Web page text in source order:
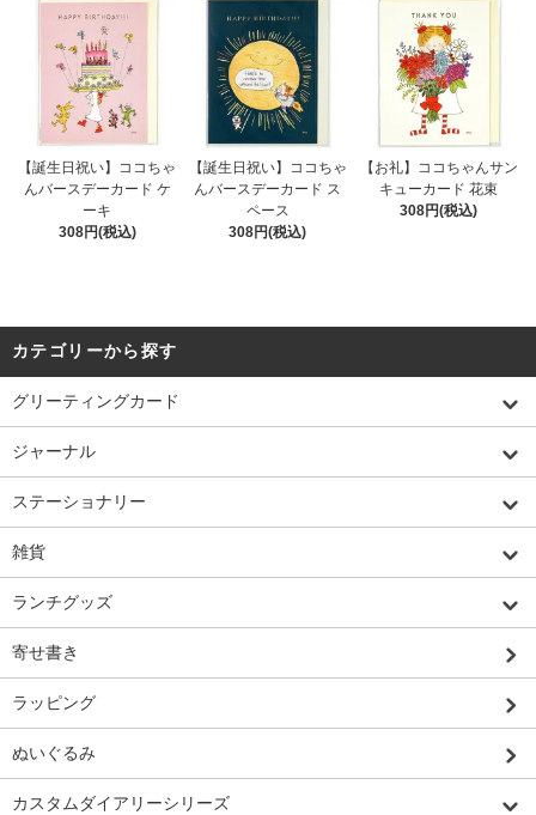
【誕生日祝い】ココちゃ
んバースデーカード ケ
ーキ
308円(税込)
【誕生日祝い】ココちゃ
んバースデーカード ス
ペース
308円(税込)
【お礼】ココちゃんサン
キューカード 花束
308円(税込)
カテゴリーから探す
グリーティングカード
ジャーナル
ステーショナリー
雑貨
ランチグッズ
寄せ書き
ラッピング
ぬいぐるみ
カスタムダイアリーシリーズ